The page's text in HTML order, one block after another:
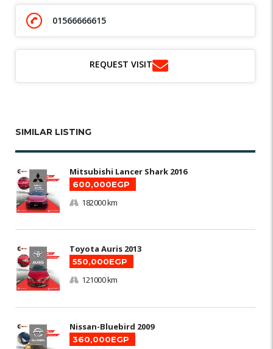
01566666615
REQUEST VISIT
SIMILAR LISTING
Mitsubishi Lancer Shark 2016
600,000EGP
182000 km
Toyota Auris 2013
550,000EGP
121000 km
Nissan-Bluebird 2009
360,000EGP